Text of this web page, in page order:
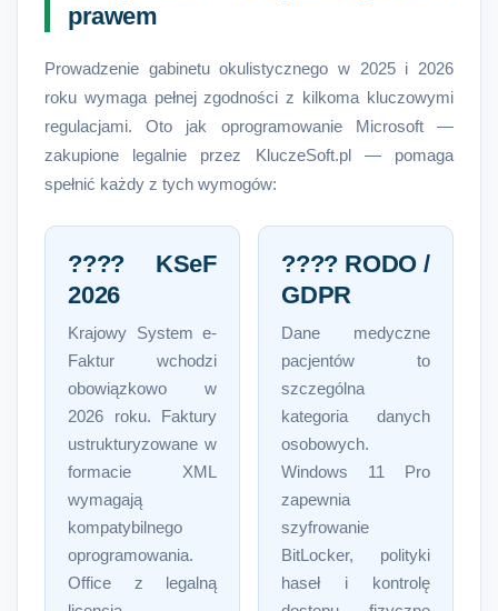
prawem
Prowadzenie gabinetu okulistycznego w 2025 i 2026
roku wymaga pełnej zgodności z kilkoma kluczowymi
regulacjami. Oto jak oprogramowanie Microsoft —
zakupione legalnie przez KluczeSoft.pl — pomaga
spełnić każdy z tych wymogów:
???? KSeF
2026
Krajowy System e-
Faktur wchodzi
obowiązkowo w
2026 roku. Faktury
ustrukturyzowane w
formacie XML
wymagają
kompatybilnego
oprogramowania.
Office z legalną
???? RODO /
GDPR
Dane medyczne
pacjentów to
szczególna
kategoria danych
osobowych.
Windows 11 Pro
zapewnia
szyfrowanie
BitLocker, polityki
haseł i kontrolę